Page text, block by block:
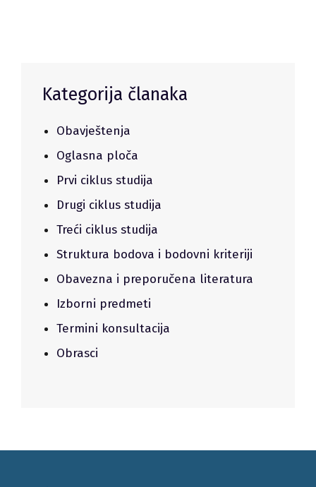
Kategorija članaka
Obavještenja
Oglasna ploča
Prvi ciklus studija
Drugi ciklus studija
Treći ciklus studija
Struktura bodova i bodovni kriteriji
Obavezna i preporučena literatura
Izborni predmeti
Termini konsultacija
Obrasci